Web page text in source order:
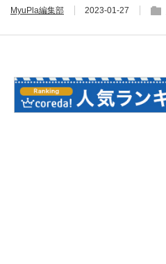
MyuPla編集部 2023-01-27